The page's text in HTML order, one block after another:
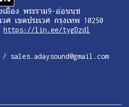
มือง พระราม9-อ่อนนุช
ศ เขตประเวศ กรุงเทพ 10250
https://lin.ee/tygDzdl
/ sales.adaysound@gmail.com